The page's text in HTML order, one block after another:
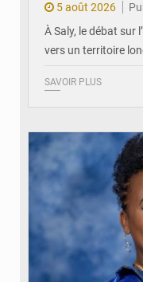
5 août 2026
À Saly, le débat sur
vers un territoire
SAVOIR PLUS